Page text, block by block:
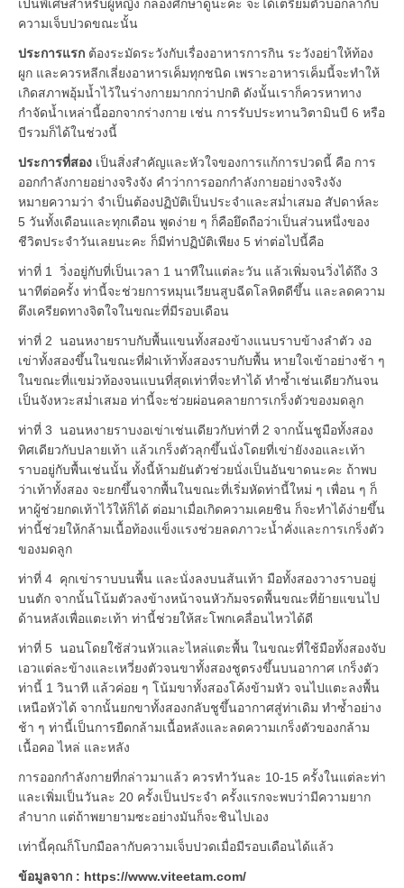
เป็นพิเศษสำหรับผู้หญิง ก็ลองศึกษาดูนะคะ จะได้เตรียมตัวบอกลากับ
ความเจ็บปวดขณะนั้น
ประการแรก ต้องระมัดระวังกับเรื่องอาหารการกิน ระวังอย่าให้ท้อง
ผูก และควรหลีกเลี่ยงอาหารเค็มทุกชนิด เพราะอาหารเค็มนี้จะทำให้
เกิดสภาพอุ้มน้ำไว้ในร่างกายมากกว่าปกติ ดังนั้นเราก็ควรหาทาง
กำจัดน้ำเหล่านี้ออกจากร่างกาย เช่น การรับประทานวิตามินบี 6 หรือ
บีรวมก็ได้ในช่วงนี้
ประการที่สอง เป็นสิ่งสำคัญและหัวใจของการแก้การปวดนี้ คือ การ
ออกกำลังกายอย่างจริงจัง คำว่าการออกกำลังกายอย่างจริงจัง
หมายความว่า จำเป็นต้องปฏิบัติเป็นประจำและสม่ำเสมอ สัปดาห์ละ
5 วันทั้งเดือนและทุกเดือน พูดง่าย ๆ ก็คือยึดถือว่าเป็นส่วนหนึ่งของ
ชีวิตประจำวันเลยนะคะ ก็มีท่าปฏิบัติเพียง 5 ท่าต่อไปนี้คือ
ท่าที่ 1 วิ่งอยู่กับที่เป็นเวลา 1 นาทีในแต่ละวัน แล้วเพิ่มจนวิ่งได้ถึง 3
นาทีต่อครั้ง ท่านี้จะช่วยการหมุนเวียนสูบฉีดโลหิตดีขึ้น และลดความ
ตึงเครียดทางจิตใจในขณะที่มีรอบเดือน
ท่าที่ 2 นอนหงายราบกับพื้นแขนทั้งสองข้างแนบราบข้างลำตัว งอ
เข่าทั้งสองขึ้นในขณะที่ฝ่าเท้าทั้งสองราบกับพื้น หายใจเข้าอย่างช้า ๆ
ในขณะที่แขม่วท้องจนแบนที่สุดเท่าที่จะทำได้ ทำซ้ำเช่นเดียวกันจน
เป็นจังหวะสม่ำเสมอ ท่านี้จะช่วยผ่อนคลายการเกร็งตัวของมดลูก
ท่าที่ 3 นอนหงายราบงอเข่าเช่นเดียวกับท่าที่ 2 จากนั้นชูมือทั้งสอง
ทิศเดียวกับปลายเท้า แล้วเกร็งตัวลุกขึ้นนั่งโดยที่เข่ายังงอและเท้า
ราบอยู่กับพื้นเช่นนั้น ทั้งนี้ห้ามยันตัวช่วยนั่งเป็นอันขาดนะคะ ถ้าพบ
ว่าเท้าทั้งสอง จะยกขึ้นจากพื้นในขณะที่เริ่มหัดท่านี้ใหม่ ๆ เพื่อน ๆ ก็
หาผู้ช่วยกดเท้าไว้ให้ก็ได้ ต่อมาเมื่อเกิดความเคยชิน ก็จะทำได้ง่ายขึ้น
ท่านี้ช่วยให้กล้ามเนื้อท้องแข็งแรงช่วยลดภาวะน้ำคั่งและการเกร็งตัว
ของมดลูก
ท่าที่ 4 คุกเข่าราบบนพื้น และนั่งลงบนส้นเท้า มือทั้งสองวางราบอยู่
บนตัก จากนั้นโน้มตัวลงข้างหน้าจนหัวก้มจรดพื้นขณะที่ย้ายแขนไป
ด้านหลังเพื่อแตะเท้า ท่านี้ช่วยให้สะโพกเคลื่อนไหวได้ดี
ท่าที่ 5 นอนโดยใช้ส่วนหัวและไหล่แตะพื้น ในขณะที่ใช้มือทั้งสองจับ
เอวแต่ละข้างและเหวี่ยงตัวจนขาทั้งสองชูตรงขึ้นบนอากาศ เกร็งตัว
ท่านี้ 1 วินาที แล้วค่อย ๆ โน้มขาทั้งสองโค้งข้ามหัว จนไปแตะลงพื้น
เหนือหัวได้ จากนั้นยกขาทั้งสองกลับชูขึ้นอากาศสู่ท่าเดิม ทำซ้ำอย่าง
ช้า ๆ ท่านี้เป็นการยืดกล้ามเนื้อหลังและลดความเกร็งตัวของกล้าม
เนื้อคอ ไหล่ และหลัง
การออกกำลังกายที่กล่าวมาแล้ว ควรทำวันละ 10-15 ครั้งในแต่ละท่า
และเพิ่มเป็นวันละ 20 ครั้งเป็นประจำ ครั้งแรกจะพบว่ามีความยาก
ลำบาก แต่ถ้าพยายามซะอย่างมันก็จะชินไปเอง
เท่านี้คุณก็โบกมือลากับความเจ็บปวดเมื่อมีรอบเดือนได้แล้ว
ข้อมูลจาก : https://www.viteetam.com/